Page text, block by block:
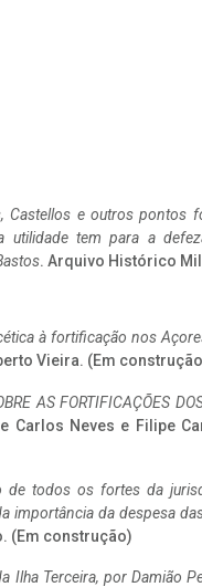
Castellos e outros pontos
utilidade tem para a
. Arquivo Histórico
à fortificação nos
Vieira. (Em
AS FORTIFICAÇÕES
Carlos Neves e Filipe
de todos os fortes da
importância da despesa
(Em construção)
Ilha Terceira, por Damião